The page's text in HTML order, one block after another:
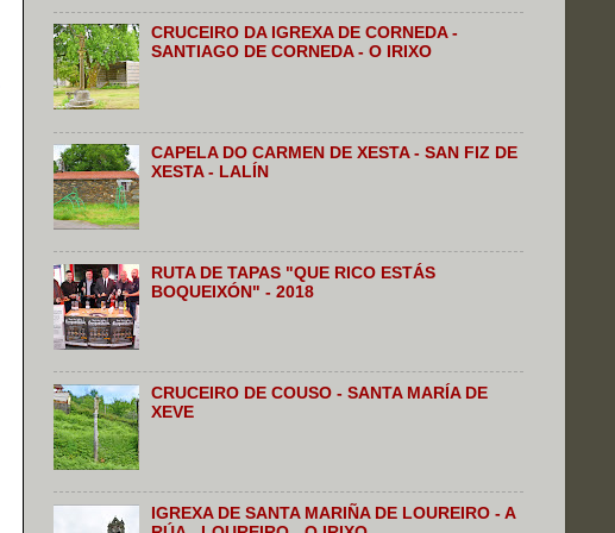
CRUCEIRO DA IGREXA DE CORNEDA -
SANTIAGO DE CORNEDA - O IRIXO
CAPELA DO CARMEN DE XESTA - SAN FIZ DE
XESTA - LALÍN
RUTA DE TAPAS "QUE RICO ESTÁS
BOQUEIXÓN" - 2018
CRUCEIRO DE COUSO - SANTA MARÍA DE
XEVE
IGREXA DE SANTA MARIÑA DE LOUREIRO - A